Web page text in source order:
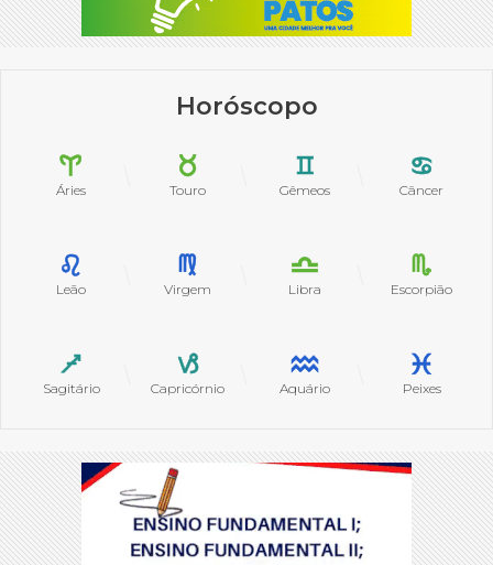
Horóscopo
Áries Touro Gêmeos Câncer
Leão Virgem Libra Escorpião
Sagitário Capricórnio Aquário Peixes